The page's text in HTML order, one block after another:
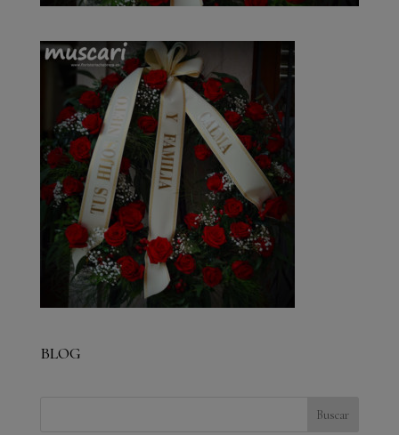
BLOG